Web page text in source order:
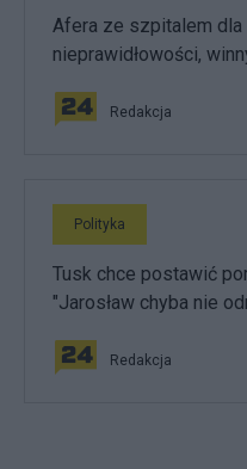
Afera ze szpitalem dla
nieprawidłowości,
Redakcja
Polityka
Tusk chce postawić
"Jarosław chyba nie
Redakcja